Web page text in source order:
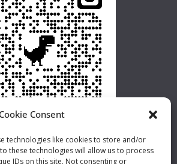
Consent
technologies like cookies to store and/or
these technologies will allow us to process
IDs on this site. Not consenting or